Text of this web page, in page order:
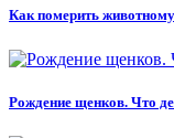
Как померить
Рождение щенков. Что